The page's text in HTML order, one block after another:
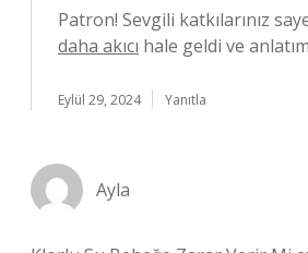
Patron! Sevgili katkılarınız
daha akıcı hale geldi ve anlatım
Eylül 29, 2024 Yanıtla
Ayla